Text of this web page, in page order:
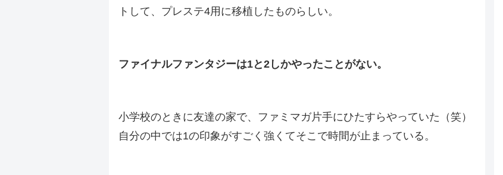
トして、プレステ4用に移植したものらしい。
ファイナルファンタジーは1と2しかやったことがない。
小学校のときに友達の家で、ファミマガ片手にひたすらやっていた（笑）
自分の中では1の印象がすごく強くてそこで時間が止まっている。